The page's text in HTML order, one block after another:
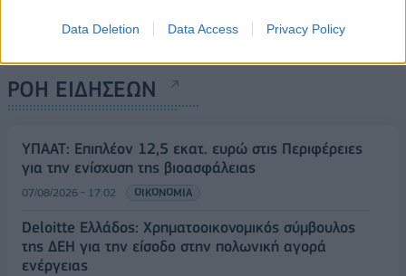
Data Deletion Data Access Privacy Policy
ΡΟΗ ΕΙΔΗΣΕΩΝ
ΥΠΑΑΤ: Επιπλέον 12,5 εκατ. ευρώ στις Περιφέρειες
για την ενίσχυση της βιοασφάλειας
07/08/2026 - 17:02 ΟΙΚΟΝΟΜΙΑ
Deloitte Ελλάδος: Χρηματοοικονομικός σύμβουλος
της ΔΕΗ για την είσοδο στην πολωνική αγορά
ενέργειας